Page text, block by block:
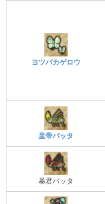
ヨツバカゲロウ
皇帝バッタ
暴君バッタ